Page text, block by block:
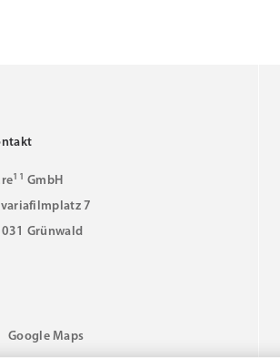
11 GmbH
7
Grünwald
Google Maps